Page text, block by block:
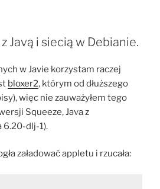
Javą i siecią w Debianie.
w Javie korzystam raczej
bloxer2, którym od dłuższego
więc nie zauważyłem tego
Squeeze, Java z
6.20-dlj-1).
załadować appletu i rzucała: